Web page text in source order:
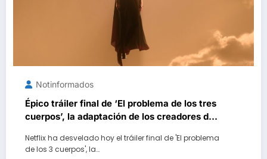
Notinformados
Épico tráiler final de ‘El problema de los tres
cuerpos’, la adaptación de los creadores de
cambiar la ciencia ficción
Netflix ha desvelado hoy el tráiler final de 'El problema
de los 3 cuerpos', la…